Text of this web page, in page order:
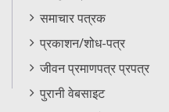
समाचार पत्रक
प्रकाशन/शोध-पत्र
जीवन प्रमाणपत्र प्रपत्र
पुरानी वेबसाइट